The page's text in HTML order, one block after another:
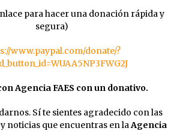
para hacer una donación rápida y
segura)
www.paypal.com/donate/?
Agencia FAES con un donativo.
Sí te sientes agradecido con las
noticias que encuentras en laAgencia